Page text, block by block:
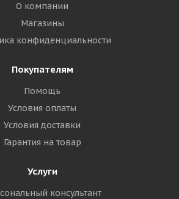
О компании
Магазины
конфиденциальности
Покупателям
Помощь
Условия оплаты
Условия доставки
Гарантия на товар
Услуги
консультант